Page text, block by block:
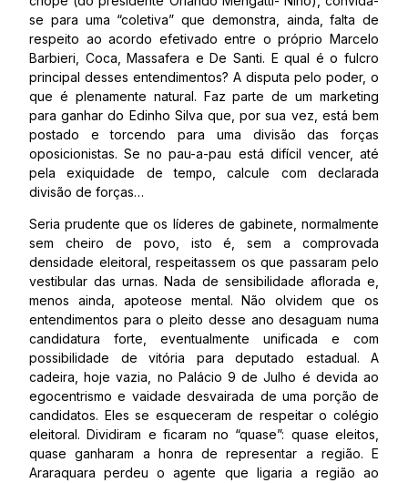
se para uma “coletiva” que demonstra, ainda, falta de
respeito ao acordo efetivado entre o próprio Marcelo
Barbieri, Coca, Massafera e De Santi. E qual é o fulcro
principal desses entendimentos? A disputa pelo poder, o
que é plenamente natural. Faz parte de um marketing
para ganhar do Edinho Silva que, por sua vez, está bem
postado e torcendo para uma divisão das forças
oposicionistas. Se no pau-a-pau está difícil vencer, até
pela exiquidade de tempo, calcule com declarada
divisão de forças…
Seria prudente que os líderes de gabinete, normalmente
sem cheiro de povo, isto é, sem a comprovada
densidade eleitoral, respeitassem os que passaram pelo
vestibular das urnas. Nada de sensibilidade aflorada e,
menos ainda, apoteose mental. Não olvidem que os
entendimentos para o pleito desse ano desaguam numa
candidatura forte, eventualmente unificada e com
possibilidade de vitória para deputado estadual. A
cadeira, hoje vazia, no Palácio 9 de Julho é devida ao
egocentrismo e vaidade desvairada de uma porção de
candidatos. Eles se esqueceram de respeitar o colégio
eleitoral. Dividiram e ficaram no “quase”: quase eleitos,
quase ganharam a honra de representar a região. E
Araraquara perdeu o agente que ligaria a região ao